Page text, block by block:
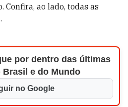
Confira, ao lado, todas as
por dentro das últimas
e do Mundo
no Google